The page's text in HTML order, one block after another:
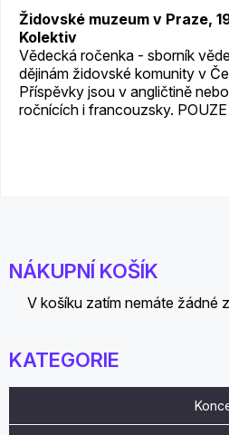
Židovské muzeum v Praze,
Kolektiv
Vědecká ročenka - sborník
dějinám židovské komunity v
Příspěvky jsou v angličtině
ročnících i francouzsky.
NÁKUPNÍ KOŠÍK
V košíku zatím nemáte žádné
KATEGORIE